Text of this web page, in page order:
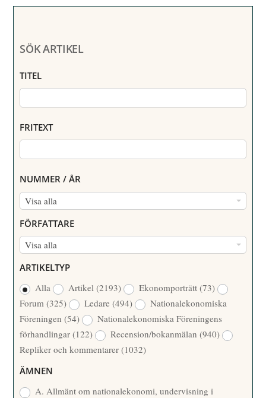
SÖK ARTIKEL
TITEL
FRITEXT
NUMMER / ÅR
Visa alla
N
M
M
/
Å
R
FÖRFATTARE
Visa alla
R
F
A
T
T
A
R
ARTIKELTYP
Alla
Artikel(2193) Ekonomporträtt(73)
Forum(325) Ledare(494)
Nationalekonomiska
Föreningen(54)
Nationalekonomiska Föreningens
förhandlingar(122) Recension/bokanmälan(940)
Repliker och kommentarer(1032)
ÄMNEN
A. Allmänt om nationalekonomi, undervisning i